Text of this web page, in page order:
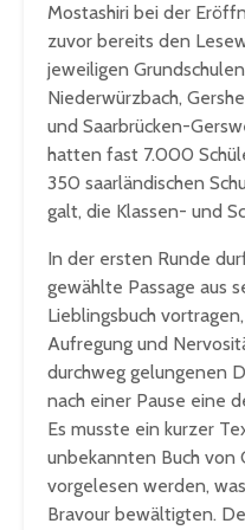
Mostashiri bei der
zuvor bereits den
jeweiligen
Niederwürzbach,
und Saarbrücken-
hatten fast 7.000
350 saarländischen
galt, die Klassen- und
In der ersten Runde
gewählte Passage aus
Lieblingsbuch
Aufregung und
durchweg gelungenen
nach einer Pause eine
Es musste ein kurzer
unbekannten Buch von
vorgelesen werden,
Bravour bewältigten.